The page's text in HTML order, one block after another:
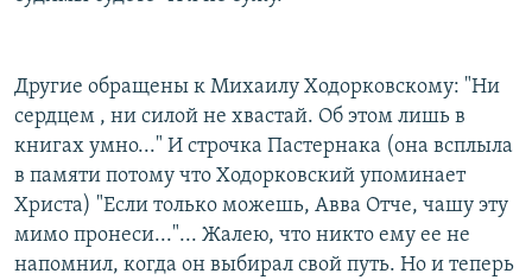
Другие обращены к Михаилу Ходорковскому: "Ни
сердцем , ни силой не хвастай. Об этом лишь в
книгах умно..." И строчка Пастернака (она всплыла
в памяти потому что Ходорковский упоминает
Христа) "Если только можешь, Авва Отче, чашу эту
мимо пронеси..."... Жалею, что никто ему ее не
напомнил, когда он выбирал свой путь. Но и теперь